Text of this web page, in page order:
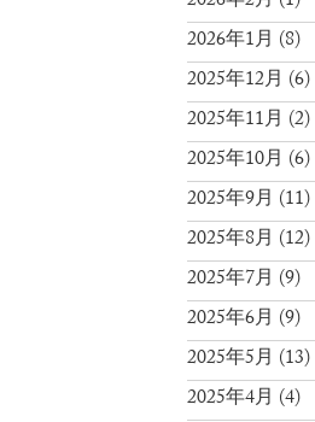
2026年1月 (8)
2025年12月 (6)
2025年11月 (2)
2025年10月 (6)
2025年9月 (11)
2025年8月 (12)
2025年7月 (9)
2025年6月 (9)
2025年5月 (13)
2025年4月 (4)